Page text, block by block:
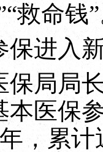
救命钱
保进入
局长
本医保
，累